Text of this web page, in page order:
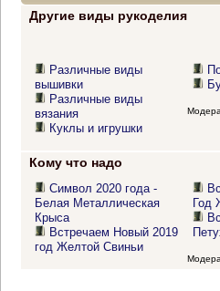
Другие виды рукоделия
Различные виды
вышивки
Различные виды
вязания
Куклы и игрушки
Кому что надо
Символ 2020 года -
Белая Металлическая
Крыса
Встречаем Новый 2019
год Желтой Свиньи
Год